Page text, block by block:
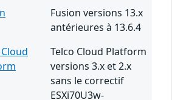
Fusion versions 13.x
antérieures à 13.6.4
Telco Cloud Platform
versions 3.x et 2.x
sans le correctif
ESXi70U3w-